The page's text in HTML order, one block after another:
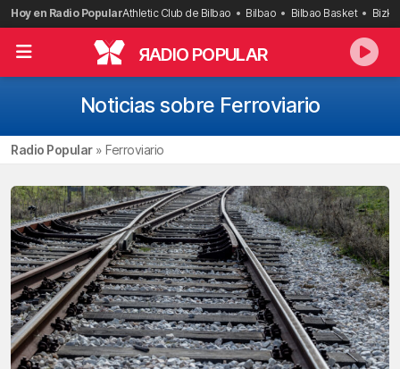
Saltar
al
contenido
Hoy en Radio PopularAthletic Club de Bilbao Bilbao Bilbao Basket
RADIO POPULAR
Noticias sobre Ferroviario
Radio Popular» Ferroviario